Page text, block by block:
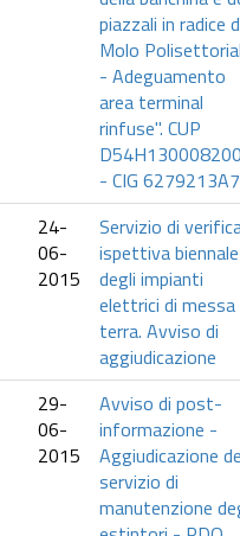
piazzali in radice
Molo
- Adeguamento
area terminal
rinfuse". CUP
- CIG
24-
06-
2015
Servizio di
ispettiva biennale
degli impianti
elettrici di messa
terra. Avviso di
aggiudicazione
29-
06-
2015
Avviso di post-
informazione -
Aggiudicazione
servizio di
manutenzione